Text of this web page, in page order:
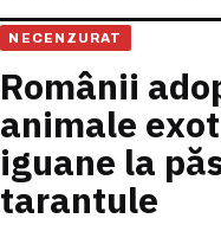
NECENZURAT
Românii
animale
iguane la
tarantule